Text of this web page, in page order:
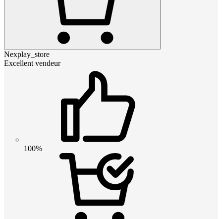
Nexplay_store
Excellent vendeur
100%